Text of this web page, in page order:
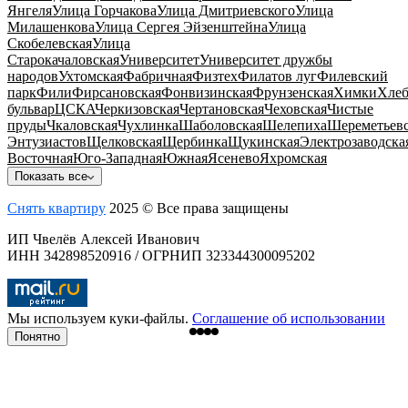
ЯнгеляУлица ГорчаковаУлица ДмитриевскогоУлица
МилашенковаУлица Сергея ЭйзенштейнаУлица
СкобелевскаяУлица
СтарокачаловскаяУниверситетУниверситет дружбы
народовУхтомскаяФабричнаяФизтехФилатов лугФилевский
паркФилиФирсановскаяФонвизинскаяФрунзенскаяХимки
бульварЦСКАЧеркизовскаяЧертановскаяЧеховскаяЧистые
прудыЧкаловскаяЧухлинкаШаболовскаяШелепиха
ЭнтузиастовЩелковскаяЩербинкаЩукинская
ВосточнаяЮго-ЗападнаяЮжнаяЯсеневоЯхромская
Показать все
Снять квартиру 2025 © Все права защищены
ИП Чвелёв Алексей Иванович
ИНН 342898520916 / ОГРНИП 323344300095202
Мы используем куки-файлы. Соглашение об использовании
Понятно